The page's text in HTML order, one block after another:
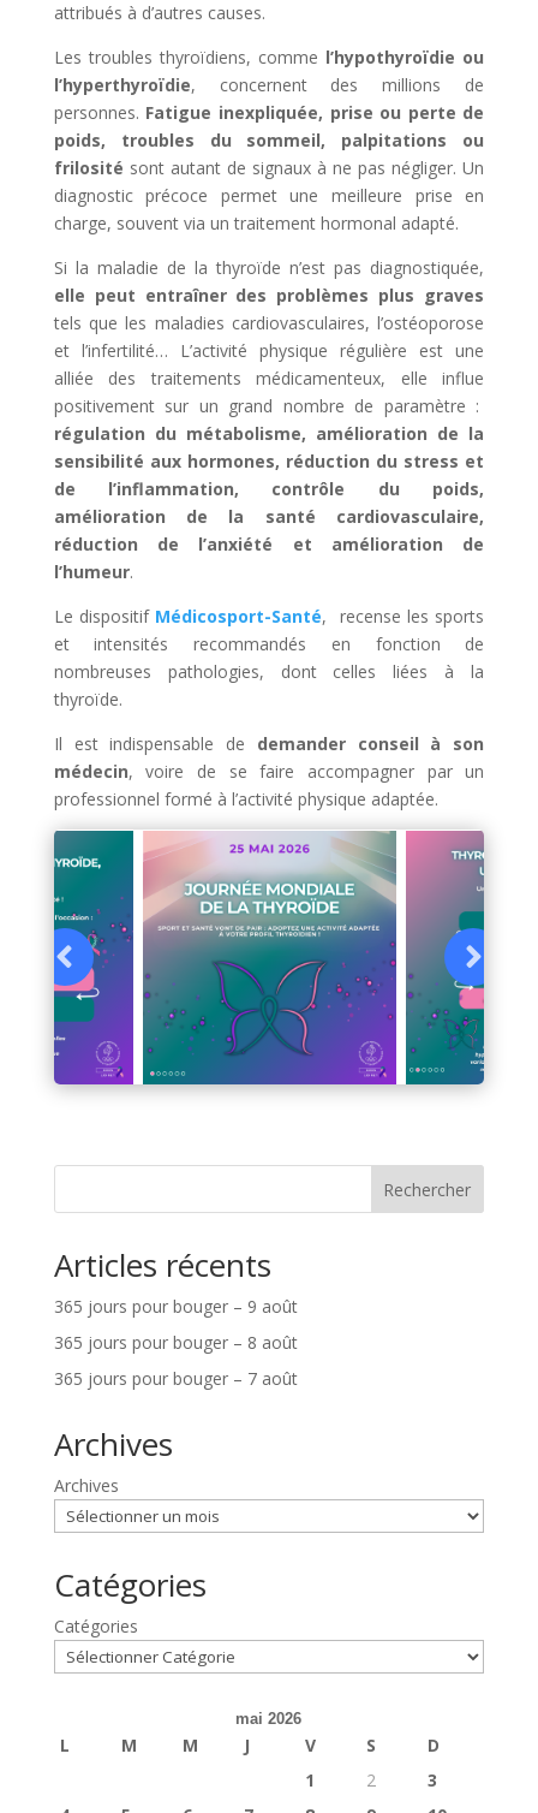
attribués à d’autres causes.
Les troubles thyroïdiens, comme l’hypothyroïdie ou
l’hyperthyroïdie, concernent des millions de
personnes. Fatigue inexpliquée, prise ou perte de
poids, troubles du sommeil, palpitations ou
frilosité sont autant de signaux à ne pas négliger. Un
diagnostic précoce permet une meilleure prise en
charge, souvent via un traitement hormonal adapté.
Si la maladie de la thyroïde n’est pas diagnostiquée,
elle peut entraîner des problèmes plus graves
tels que les maladies cardiovasculaires, l’ostéoporose
et l’infertilité… L’activité physique régulière est une
alliée des traitements médicamenteux, elle influe
positivement sur un grand nombre de paramètre :
régulation du métabolisme, amélioration de la
sensibilité aux hormones, réduction du stress et
de l’inflammation, contrôle du poids,
amélioration de la santé cardiovasculaire,
réduction de l’anxiété et amélioration de
l’humeur.
Le dispositif Médicosport-Santé, recense les sports
et intensités recommandés en fonction de
nombreuses pathologies, dont celles liées à la
thyroïde.
Il est indispensable de demander conseil à son
médecin, voire de se faire accompagner par un
professionnel formé à l’activité physique adaptée.
Rechercher
Articles récents
365 jours pour bouger – 9 août
365 jours pour bouger – 8 août
365 jours pour bouger – 7 août
Archives
Archives
Catégories
Catégories
mai 2026
L M M J V S
D
1
2
3